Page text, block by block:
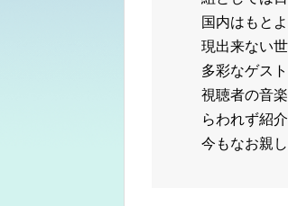
国内はもと
現出来ない
多彩なゲス
視聴者の音
らわれず紹
今もなお親